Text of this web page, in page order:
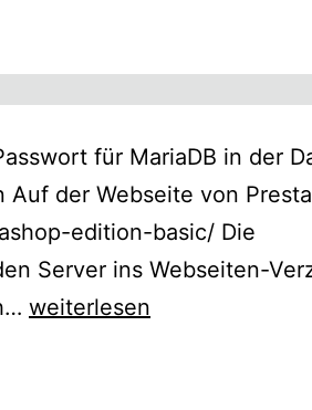
für MariaDB in der
der Webseite von
edition-basic/ Die
Server ins Webseiten-
Wie
weiterlesen